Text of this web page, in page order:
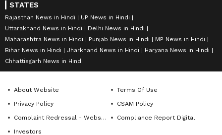
STATES
Rajasthan News in Hindi
UP News in Hindi
Uttarakhand News in Hindi
Delhi News in Hindi
Maharashtra News in Hindi
Punjab News in Hindi
MP News in Hindi
Bihar News in Hindi
Jharkhand News in Hindi
Haryana News in Hindi
Chhattisgarh News in Hindi
About Website
Terms Of Use
Privacy Policy
CSAM Policy
Complaint Redressal - Website
Compliance Report Digital
Investors